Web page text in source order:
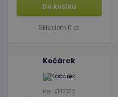
Do košíku
Skladem 0 ks
Kočárek
kód: 51 I2332